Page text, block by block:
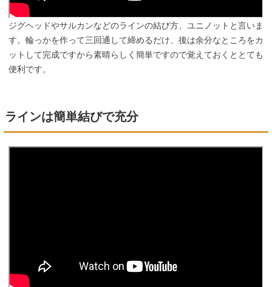
ジグヘッドやサルカンなどのラインの結び方、ユニノットと言いま
す。輪っかを作って三回通して締めるだけ、後は余分なところをカ
ットして完成ですから素晴らしく簡単ですので覚えておくととても
便利です。
ラインは簡単結びで充分